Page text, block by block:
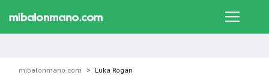
mibalonmano.com Luka Rogan